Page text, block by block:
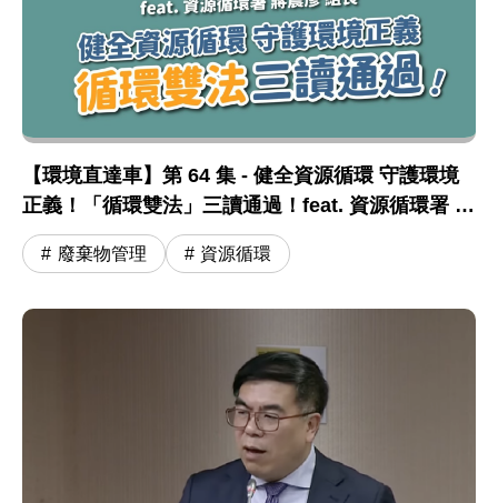
【環境直達車】第 64 集 - 健全資源循環 守護環境
正義！「循環雙法」三讀通過！feat. 資源循環署 蔣
震彥組長
廢棄物管理 資源循環